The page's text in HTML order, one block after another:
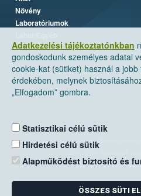
Adatkezelési tájékoztatónkban
gondoskodunk személyes adatai
cookie-kat (sütiket) használ a
érdekében, melynek
„Elfogadom” gombra.
Statisztikai célú sütik
Hirdetési célú sütik
Alapműködést biztosító és
ÖSSZES SÜTI
Növény
Laboratóriumok
Nemzeti Élelmiszerlánc-
Levelezési cím: 1525